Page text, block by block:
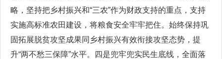
略，坚持把乡村振兴和“三农”作为财政支持的重点，支持
实施高标准农田建设，将粮食安全牢牢把住。始终保持巩
固拓展脱贫攻坚成果同乡村振兴有效衔接攻坚态势，提
升“两不愁三保障”水平。四是兜牢兜实民生底线，全面落